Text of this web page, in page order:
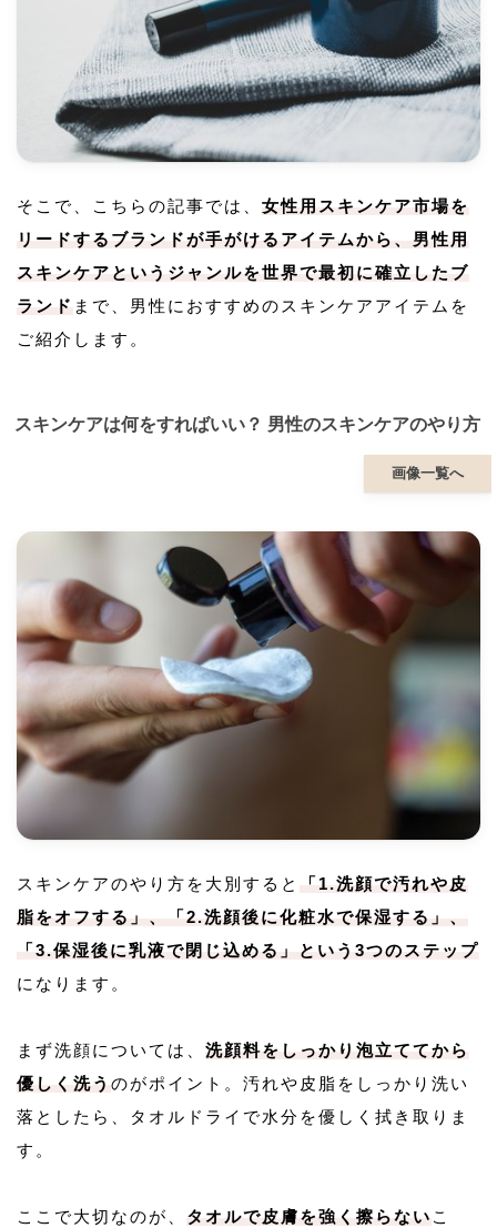
そこで、こちらの記事では、 女性用スキンケア市場を
リードするブランドが手がけるアイテムから、男性用
スキンケアというジャンルを世界で最初に確立したブ
ランド まで、男性におすすめのスキンケアアイテムを
ご紹介します。
スキンケアは何をすればいい？ 男性のスキンケアのやり方
画像一覧へ
スキンケアのやり方を大別すると
「1.洗顔で汚れや皮
脂をオフする」、「2.洗顔後に化粧水で保湿する」、
「3.保湿後に乳液で閉じ込める」という3つのステップ
になります。
まず洗顔については、 洗顔料をしっかり泡立ててから
優しく洗う のがポイント。汚れや皮脂をしっかり洗い
落としたら、タオルドライで水分を優しく拭き取りま
す。
ここで大切なのが、 タオルで皮膚を強く擦らない こ